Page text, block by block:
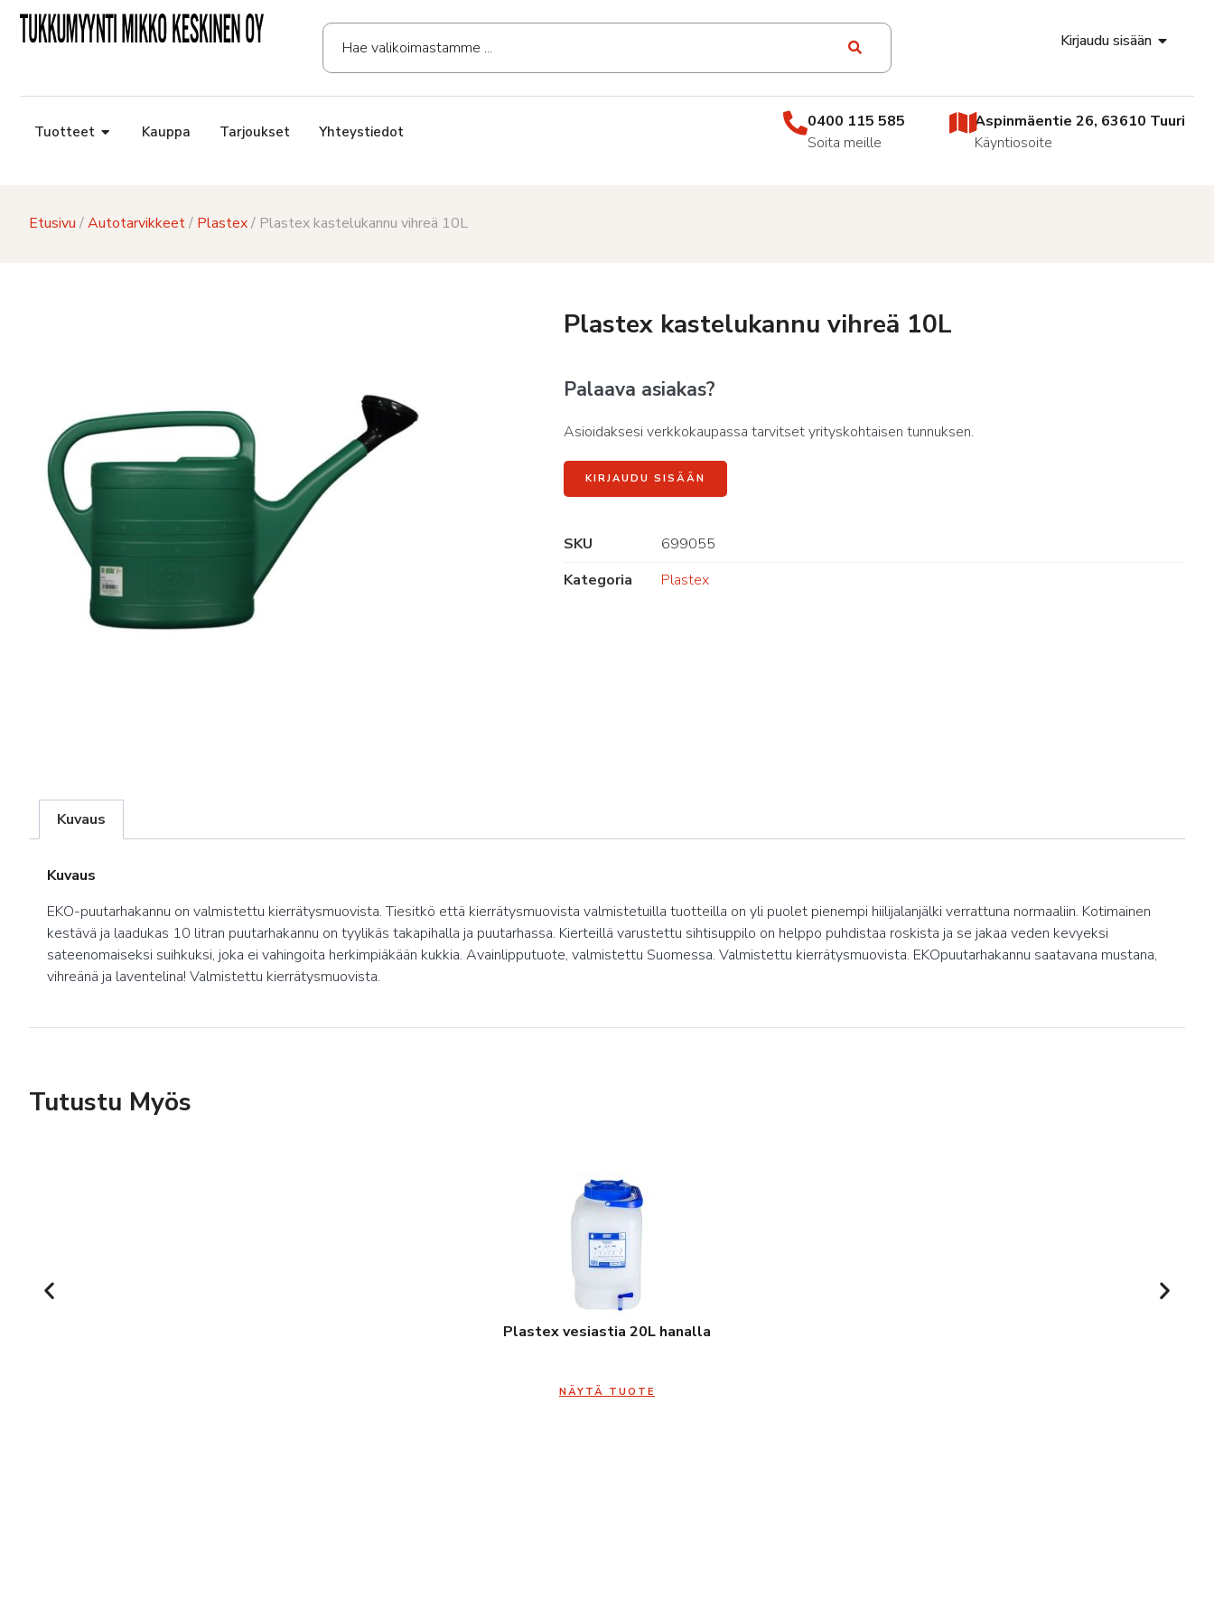
Kirjaudu sisään
Tuotteet Kauppa Tarjoukset Yhteystiedot
0400 115 585
Soita meille
Aspinmäentie 26, 63610 Tuuri
Käyntiosoite
Etusivu /Autotarvikkeet/ Plastex/ Plastex kastelukannu vihreä 10L
Plastex kastelukannu vihreä 10L
Palaava asiakas?
Asioidaksesi verkkokaupassa tarvitset yrityskohtaisen tunnuksen.
KIRJAUDU SISÄÄN
SKU
699055
Kategoria
Plastex
Kuvaus
Kuvaus
EKO-puutarhakannu on valmistettu kierrätysmuovista. Tiesitkö että kierrätysmuovista valmistetuilla tuotteilla on yli puolet pienempi hiilijalanjälki verrattuna normaaliin. Kotimainen
kestävä ja laadukas 10 litran puutarhakannu on tyylikäs takapihalla ja puutarhassa. Kierteillä varustettu sihtisuppilo on helppo puhdistaa roskista ja se jakaa veden kevyeksi
sateenomaiseksi suihkuksi, joka ei vahingoita herkimpiäkään kukkia. Avainlipputuote, valmistettu Suomessa. Valmistettu kierrätysmuovista. EKOpuutarhakannu saatavana mustana,
vihreänä ja laventelina! Valmistettu kierrätysmuovista.
Tutustu Myös
Plastex vesiastia 20L hanalla
NÄYTÄ TUOTE